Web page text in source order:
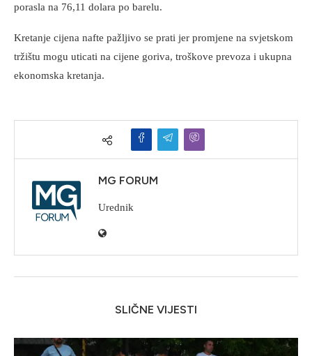
porasla na 76,11 dolara po barelu.
Kretanje cijena nafte pažljivo se prati jer promjene na svjetskom
tržištu mogu uticati na cijene goriva, troškove prevoza i ukupna
ekonomska kretanja.
MG FORUM
Urednik
SLIČNE VIJESTI